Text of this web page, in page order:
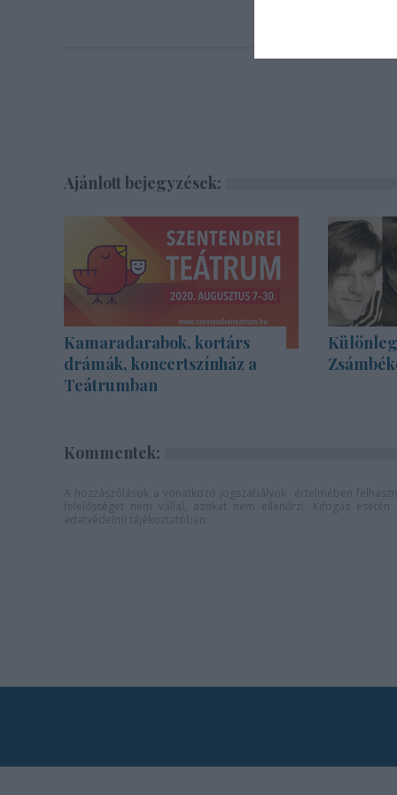
Ajánlott bejegyzések:
Kamaradarabok, kortárs
drámák, koncertszínház a
Teátrumban
Kommentek: